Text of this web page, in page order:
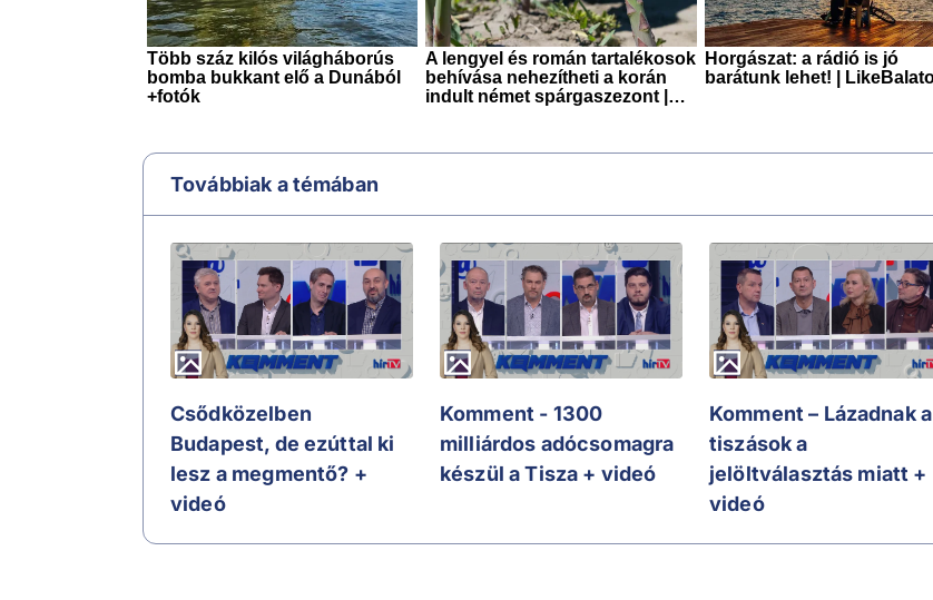
Továbbiak a témában
Csődközelben
Budapest, de ezúttal ki
lesz a megmentő? +
videó
Komment - 1300
milliárdos adócsomagra
készül a Tisza + videó
Komment – Lázadnak a
tiszások a
jelöltválasztás miatt +
videó